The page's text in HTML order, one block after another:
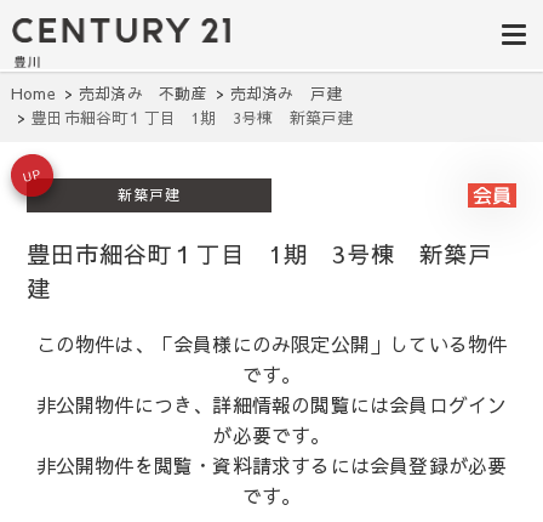
豊田市の中古
住宅・土地・
リノベ物件探
し｜センチュ
リー21豊川
建て・土地探しはセンチュリー21豊
川へ。豊田市内の最新物件情報を随
時更新中！駅近、建築条件無し、ペ
ット可、学区別など、お客様のこだ
わり条件に合わせて理想の物件を簡
Home 売却済み 不動産
売却済み 戸建
豊田市細谷町１丁目 1期 3号棟 新築戸建
新築戸建
豊田市細谷町１丁目 1期 3号棟 新築戸
建
UP
この物件は、「会員様にのみ限定公開」している物件
です。
非公開物件につき、詳細情報の閲覧には会員ログイン
が必要です。
非公開物件を閲覧・資料請求するには会員登録が必要
です。